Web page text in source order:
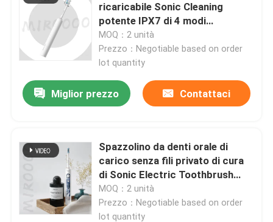
ricaricabile Sonic Cleaning
potente IPX7 di 4 modi
impermeabile
MOQ：2 unità
Prezzo：Negotiable based on order
lot quantity
Miglior prezzo Contattaci
Spazzolino da denti orale di
carico senza fili privato di cura
di Sonic Electric Toothbrush
USB dell'etichetta
MOQ：2 unità
Prezzo：Negotiable based on order
lot quantity